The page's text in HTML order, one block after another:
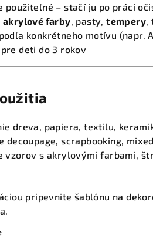
použiteľné – stačí ju po práci
akrylové farby , pasty,tempery
konkrétneho motívu (napr.
deti do 3 rokov
dreva, papiera, textilu,
decoupage, scrapbooking,
vzorov s akrylovými farbami,
pripevnite šablónu na